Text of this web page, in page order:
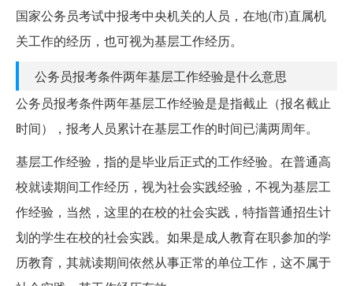
国家公务员考试中报考中央机关的人员，在地(市)直属机
关工作的经历，也可视为基层工作经历。
公务员报考条件两年基层工作经验是什么意思
公务员报考条件两年基层工作经验是是指截止（报名截止
时间），报考人员累计在基层工作的时间已满两周年。
基层工作经验，指的是毕业后正式的工作经验。在普通高
校就读期间工作经历，视为社会实践经验，不视为基层工
作经验，当然，这里的在校的社会实践，特指普通招生计
划的学生在校的社会实践。如果是成人教育在职参加的学
历教育，其就读期间依然从事正常的单位工作，这不属于